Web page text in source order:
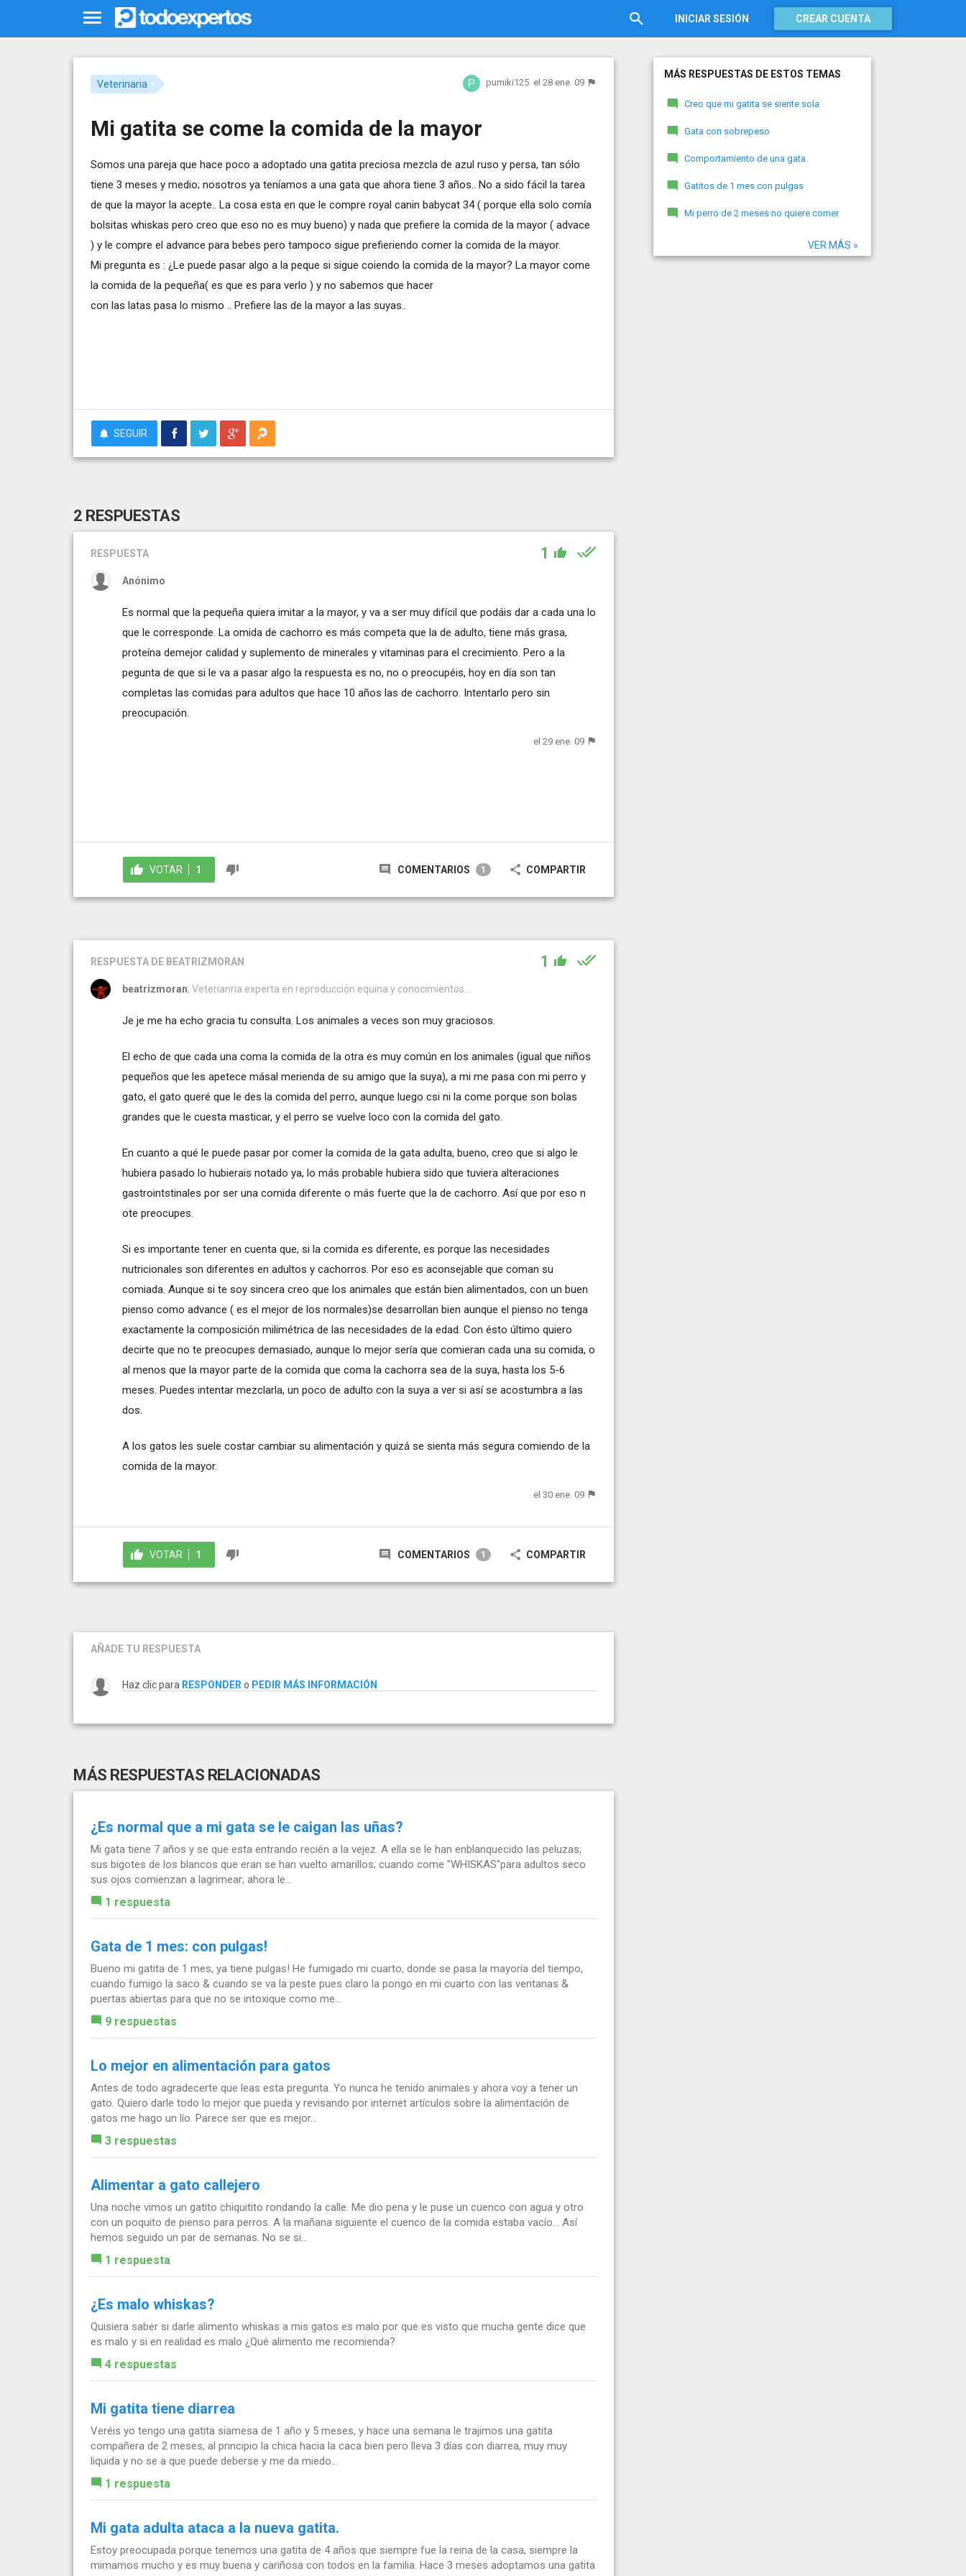
INICIAR SESIÓN CREAR CUENTA
Veterinaria pumiki125 el 28 ene. 09
Mi gatita se come la comida de la mayor
Somos una pareja que hace poco a adoptado una gatita preciosa mezcla de azul ruso y persa, tan sólo
tiene 3 meses y medio; nosotros ya teníamos a una gata que ahora tiene 3 años.. No a sido fácil la tarea
de que la mayor la acepte.. La cosa esta en que le compre royal canin babycat 34 ( porque ella solo comía
bolsitas whiskas pero creo que eso no es muy bueno) y nada que prefiere la comida de la mayor ( advace
) y le compre el advance para bebes pero tampoco sigue prefieriendo comer la comida de la mayor.
Mi pregunta es : ¿Le puede pasar algo a la peque si sigue coiendo la comida de la mayor? La mayor come
la comida de la pequeña( es que es para verlo ) y no sabemos que hacer
con las latas pasa lo mismo .. Prefiere las de la mayor a las suyas..
SEGUIR
2 RESPUESTAS
RESPUESTA 1
Anónimo
Es normal que la pequeña quiera imitar a la mayor, y va a ser muy difícil que podáis dar a cada una lo
que le corresponde. La omida de cachorro es más competa que la de adulto, tiene más grasa,
proteína demejor calidad y suplemento de minerales y vitaminas para el crecimiento. Pero a la
pegunta de que si le va a pasar algo la respuesta es no, no o preocupéis, hoy en día son tan
completas las comidas para adultos que hace 10 años las de cachorro. Intentarlo pero sin
preocupación.
el 29 ene. 09
VOTAR 1 COMENTARIOS 1 COMPARTIR
RESPUESTA DE BEATRIZMORAN 1
beatrizmoran, Veterianria experta en reproducción equina y conocimientos...
Je je me ha echo gracia tu consulta. Los animales a veces son muy graciosos.
El echo de que cada una coma la comida de la otra es muy común en los animales (igual que niños
pequeños que les apetece másal merienda de su amigo que la suya), a mi me pasa con mi perro y
gato, el gato queré que le des la comida del perro, aunque luego csi ni la come porque son bolas
grandes que le cuesta masticar, y el perro se vuelve loco con la comida del gato.
En cuanto a qué le puede pasar por comer la comida de la gata adulta, bueno, creo que si algo le
hubiera pasado lo hubierais notado ya, lo más probable hubiera sido que tuviera alteraciones
gastrointstinales por ser una comida diferente o más fuerte que la de cachorro. Así que por eso n
ote preocupes.
Si es importante tener en cuenta que, si la comida es diferente, es porque las necesidades
nutricionales son diferentes en adultos y cachorros. Por eso es aconsejable que coman su
comiada. Aunque si te soy sincera creo que los animales que están bien alimentados, con un buen
pienso como advance ( es el mejor de los normales)se desarrollan bien aunque el pienso no tenga
exactamente la composición milimétrica de las necesidades de la edad. Con ésto último quiero
decirte que no te preocupes demasiado, aunque lo mejor sería que comieran cada una su comida, o
al menos que la mayor parte de la comida que coma la cachorra sea de la suya, hasta los 5-6
meses. Puedes intentar mezclarla, un poco de adulto con la suya a ver si así se acostumbra a las
dos.
A los gatos les suele costar cambiar su alimentación y quizá se sienta más segura comiendo de la
comida de la mayor.
el 30 ene. 09
VOTAR 1 COMENTARIOS 1 COMPARTIR
AÑADE TU RESPUESTA
Haz clic para RESPONDERo PEDIR MÁS INFORMACIÓN
MÁS RESPUESTAS RELACIONADAS
¿Es normal que a mi gata se le caigan las uñas?
Mi gata tiene 7 años y se que esta entrando recién a la vejez. A ella se le han enblanquecido las peluzas;
sus bigotes de los blancos que eran se han vuelto amarillos; cuando come "WHISKAS"para adultos seco
sus ojos comienzan a lagrimear; ahora le...
1 respuesta
Gata de 1 mes: con pulgas!
Bueno mi gatita de 1 mes, ya tiene pulgas! He fumigado mi cuarto, donde se pasa la mayoría del tiempo,
cuando fumigo la saco & cuando se va la peste pues claro la pongo en mi cuarto con las ventanas &
puertas abiertas para que no se intoxique como me...
9 respuestas
Lo mejor en alimentación para gatos
Antes de todo agradecerte que leas esta pregunta. Yo nunca he tenido animales y ahora voy a tener un
gato. Quiero darle todo lo mejor que pueda y revisando por internet artículos sobre la alimentación de
gatos me hago un lío. Parece ser que es mejor...
3 respuestas
Alimentar a gato callejero
Una noche vimos un gatito chiquitito rondando la calle. Me dio pena y le puse un cuenco con agua y otro
con un poquito de pienso para perros. A la mañana siguiente el cuenco de la comida estaba vacío... Así
hemos seguido un par de semanas. No se si...
1 respuesta
¿Es malo whiskas?
Quisiera saber si darle alimento whiskas a mis gatos es malo por que es visto que mucha gente dice que
es malo y si en realidad es malo ¿Qué alimento me recomienda?
4 respuestas
Mi gatita tiene diarrea
Veréis yo tengo una gatita siamesa de 1 año y 5 meses, y hace una semana le trajimos una gatita
compañera de 2 meses, al principio la chica hacia la caca bien pero lleva 3 días con diarrea, muy muy
liquida y no se a que puede deberse y me da miedo...
1 respuesta
Mi gata adulta ataca a la nueva gatita.
Estoy preocupada porque tenemos una gatita de 4 años que siempre fue la reina de la casa, siempre la
mimamos mucho y es muy buena y cariñosa con todos en la familia. Hace 3 meses adoptamos una gatita
MÁS RESPUESTAS DE ESTOS TEMAS
Creo que mi gatita se siente sola
Gata con sobrepeso
Comportamiento de una gata.
Gatitos de 1 mes con pulgas
Mi perro de 2 meses no quiere comer
VER MÁS »